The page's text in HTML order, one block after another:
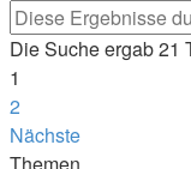
Die Suche ergab 21
1
2
Nächste